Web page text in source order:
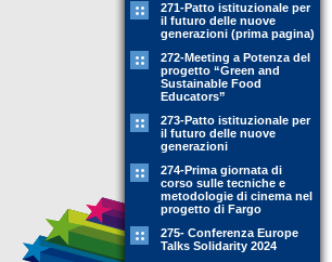
271-Patto istituzionale per
il futuro delle nuove
generazioni (prima pagina)
272-Meeting a Potenza del
progetto “Green and
Sustainable Food
Educators”
273-Patto istituzionale per
il futuro delle nuove
generazioni
274-Prima giornata di
corso sulle tecniche e
metodologie di cinema nel
progetto di Fargo
275- Conferenza Europe
Talks Solidarity 2024